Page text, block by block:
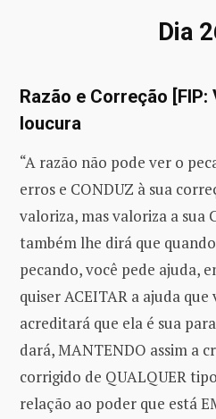
Dia
Razão e Correção [FIP:
loucura
“A razão não pode ver o
erros e CONDUZ à sua
valoriza, mas valoriza a sua
também lhe dirá que
pecando, você pede ajuda,
quiser ACEITAR a ajuda
acreditará que ela é sua
dará, MANTENDO assim a
corrigido de QUALQUER
relação ao poder que está